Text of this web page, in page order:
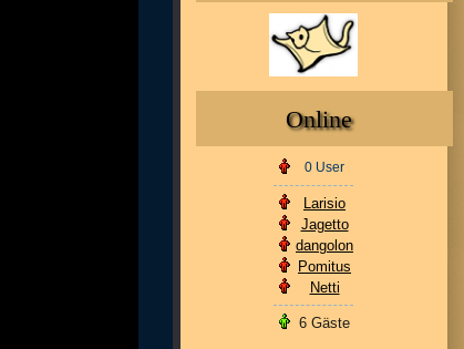
Online
0 User
Larisio
Jagetto
dangolon
Pomitus
Netti
6 Gäste